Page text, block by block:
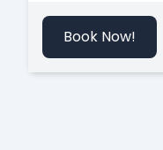
Book Now!